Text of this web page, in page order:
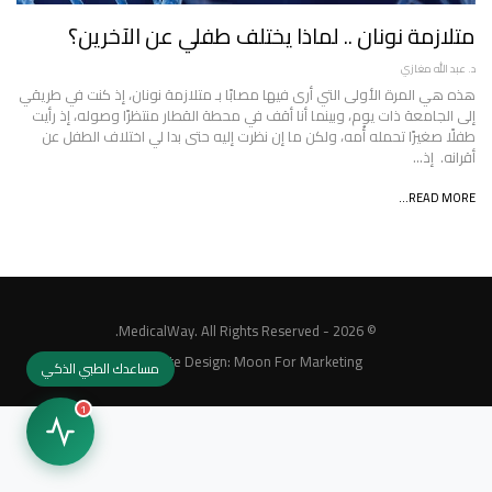
متلازمة نونان .. لماذا يختلف طفلي عن الآخرين؟
د. عبد الله مغازي
هذه هي المرة الأولى التي أرى فيها مصابًا بـ متلازمة نونان، إذ كنت في طريقي
إلى الجامعة ذات يوم، وبينما أنا أقف في محطة القطار منتظرًا وصوله، إذ رأيت
طفلًا صغيرًا تحمله أُمه، ولكن ما إن نظرت إليه حتى بدا لي اختلاف الطفل عن
أقرانه. إذ…
READ MORE...
© 2026 - MedicalWay. All Rights Reserved.
Website Design: Moon For Marketing مساعدك الطبي الذكي
1